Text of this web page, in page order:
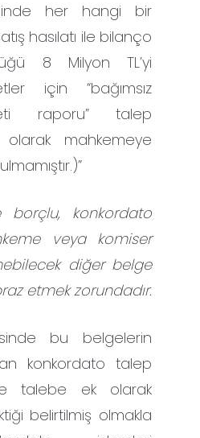
her hangi bir
hasılatı ile bilanço
8 Milyon TL’yi
için “bağımsız
raporu” talep
mahkemeye
borçlu, konkordato
veya komiser
diğer belge
etmek zorundadır.
bu belgelerin
konkordato talep
talebe ek olarak
belirtilmiş olmakla